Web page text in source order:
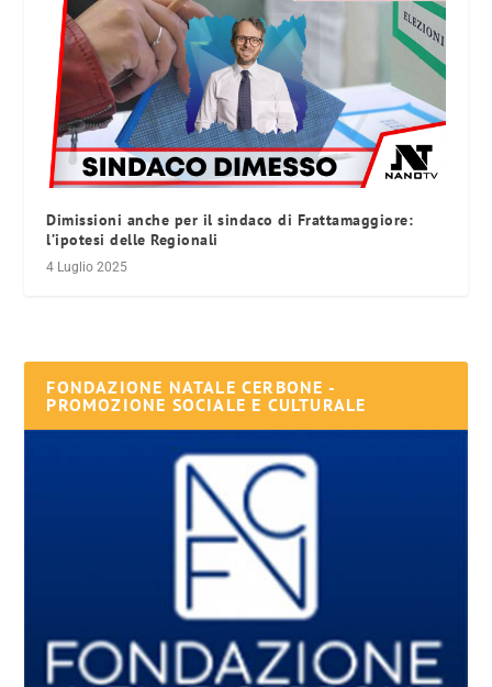
Dimissioni anche per il sindaco di Frattamaggiore:
l’ipotesi delle Regionali
4 Luglio 2025
FONDAZIONE NATALE CERBONE -
PROMOZIONE SOCIALE E CULTURALE